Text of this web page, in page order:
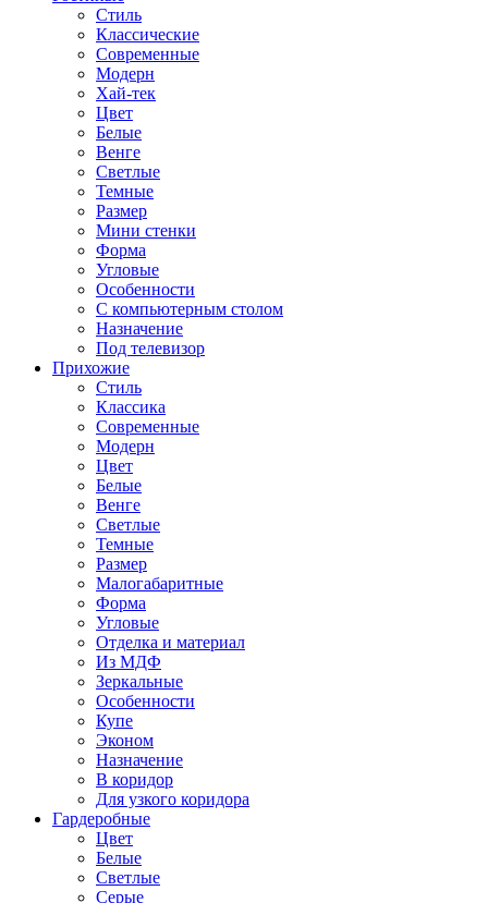
Стиль
Классические
Современные
Модерн
Хай-тек
Цвет
Белые
Венге
Светлые
Темные
Размер
Мини стенки
Форма
Угловые
Особенности
С компьютерным столом
Назначение
Под телевизор
Прихожие
Стиль
Классика
Современные
Модерн
Цвет
Белые
Венге
Светлые
Темные
Размер
Малогабаритные
Форма
Угловые
Отделка и материал
Из МДФ
Зеркальные
Особенности
Купе
Эконом
Назначение
В коридор
Для узкого коридора
Гардеробные
Цвет
Белые
Светлые
Серые